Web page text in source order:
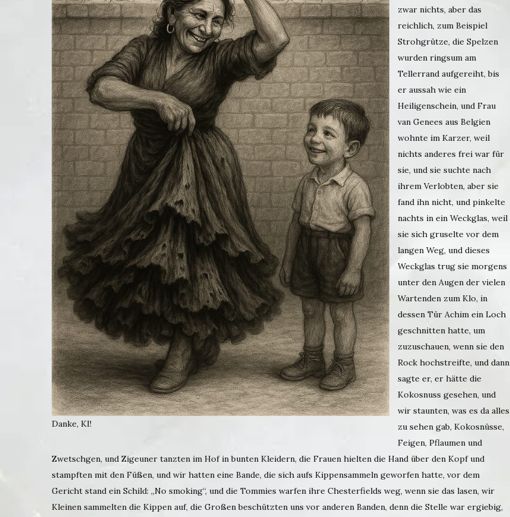
Danke, KI!
zwar nichts, aber das
reichlich, zum Beispiel
Strohgrütze, die Spelzen
wurden ringsum am
Tellerrand aufgereiht, bis
er aussah wie ein
Heiligenschein, und Frau
van Genees aus Belgien
wohnte im Karzer, weil
nichts anderes frei war für
sie, und sie suchte nach
ihrem Verlobten, aber sie
fand ihn nicht, und pinkelte
nachts in ein Weckglas, weil
sie sich gruselte vor dem
langen Weg, und dieses
Weckglas trug sie morgens
unter den Augen der vielen
Wartenden zum Klo, in
dessen Tür Achim ein Loch
geschnitten hatte, um
zuzuschauen, wenn sie den
Rock hochstreifte, und dann
sagte er, er hätte die
Kokosnuss gesehen, und
wir staunten, was es da alles
zu sehen gab, Kokosnüsse,
Feigen, Pflaumen und
Zwetschgen, und Zigeuner tanzten im Hof in bunten Kleidern, die Frauen hielten die Hand über den Kopf und
stampften mit den Füßen, und wir hatten eine Bande, die sich aufs Kippensammeln geworfen hatte, vor dem
Gericht stand ein Schild: „No smoking“, und die Tommies warfen ihre Chesterfields weg, wenn sie das lasen, wir
Kleinen sammelten die Kippen auf, die Großen beschützten uns vor anderen Banden, denn die Stelle war ergiebig,